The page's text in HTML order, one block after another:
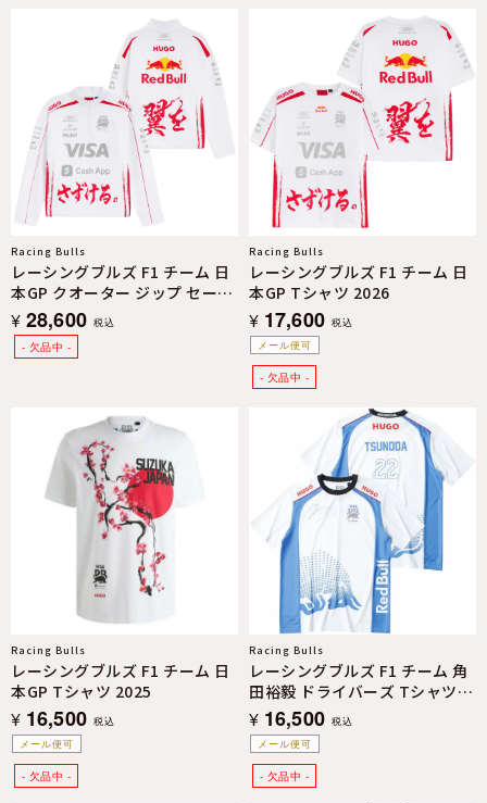
Racing Bulls
レーシングブルズ F1 チーム 日
本GP クオーター ジップ セータ
ー 2026
¥ 28,600 税込
メール便可
Racing Bulls
レーシングブルズ F1 チーム 日
本GP Tシャツ 2026
¥ 17,600 税込
メール便可
Racing Bulls
レーシングブルズ F1 チーム 日
本GP Tシャツ 2025
¥ 16,500 税込
メール便可
Racing Bulls
レーシングブルズ F1 チーム 角
田裕毅 ドライバーズ Tシャツ
2025
¥ 16,500 税込